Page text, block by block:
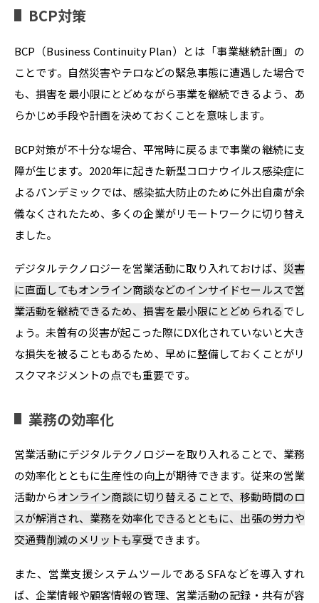
BCP対策
BCP（Business Continuity Plan）とは「事業継続計画」の
ことです。自然災害やテロなどの緊急事態に遭遇した場合で
も、損害を最小限にとどめながら事業を継続できるよう、あ
らかじめ手段や計画を決めておくことを意味します。
BCP対策が不十分な場合、平常時に戻るまで事業の継続に支
障が生じます。2020年に起きた新型コロナウイルス感染症に
よるパンデミックでは、感染拡大防止のために外出自粛が余
儀なくされたため、多くの企業がリモートワークに切り替え
ました。
デジタルテクノロジーを営業活動に取り入れておけば、 災害
に直面してもオンライン商談などのインサイドセールスで営
業活動を継続できるため、損害を最小限にとどめられるでし
ょう。未曽有の災害が起こった際にDX化されていないと大き
な損失を被ることもあるため、早めに整備しておくことがリ
スクマネジメントの点でも重要です。
業務の効率化
営業活動にデジタルテクノロジーを取り入れることで、業務
の効率化とともに生産性の向上が期待できます。従来の営業
活動からオンライン商談に切り替えることで、移動時間のロ
スが解消され、業務を効率化できるとともに、出張の労力や
交通費削減のメリットも享受できます。
また、営業支援システムツールであるSFAなどを導入すれ
ば、企業情報や顧客情報の管理、営業活動の記録・共有が容